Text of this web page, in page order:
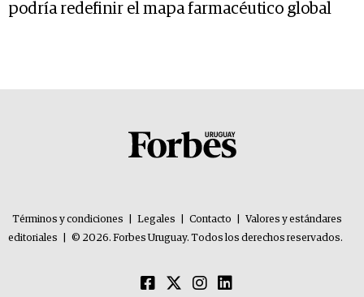
podría redefinir el mapa farmacéutico global
Términos y condiciones Legales Contacto
Valores y estándares
editoriales
© 2026. Forbes Uruguay. Todos los derechos reservados.